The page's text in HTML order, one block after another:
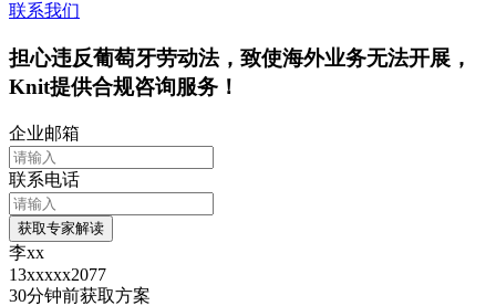
联系我们
担心违反葡萄牙劳动法，致使海外业务无法开展，
Knit提供合规咨询服务！
企业邮箱
联系电话
获取专家解读
李xx
13xxxxx2077
30分钟前获取方案